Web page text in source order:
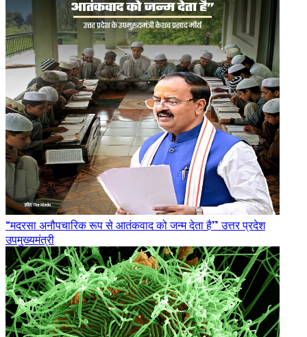
“मदरसा अनौपचारिक रूप से आतंकवाद को जन्म देता है” उत्तर प्रदेश
उपमुख्यमंत्री